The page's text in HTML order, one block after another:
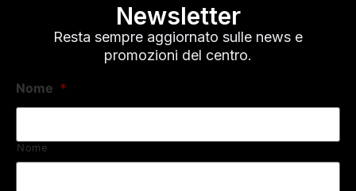
Newsletter
Resta sempre aggiornato sulle news e
promozioni del centro.
Nome *
Nome